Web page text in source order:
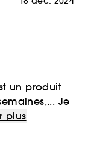
un produit
Je
plus